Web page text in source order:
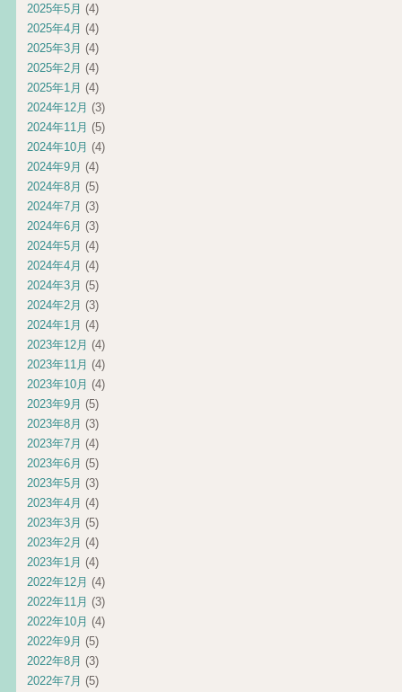
2025年5月 (4)
2025年4月 (4)
2025年3月 (4)
2025年2月 (4)
2025年1月 (4)
2024年12月 (3)
2024年11月 (5)
2024年10月 (4)
2024年9月 (4)
2024年8月 (5)
2024年7月 (3)
2024年6月 (3)
2024年5月 (4)
2024年4月 (4)
2024年3月 (5)
2024年2月 (3)
2024年1月 (4)
2023年12月 (4)
2023年11月 (4)
2023年10月 (4)
2023年9月 (5)
2023年8月 (3)
2023年7月 (4)
2023年6月 (5)
2023年5月 (3)
2023年4月 (4)
2023年3月 (5)
2023年2月 (4)
2023年1月 (4)
2022年12月 (4)
2022年11月 (3)
2022年10月 (4)
2022年9月 (5)
2022年8月 (3)
2022年7月 (5)